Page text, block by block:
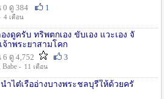
0 ดู 384
1
4 เดือน
งดูครับ ทริพตกเอง ขับเอง แวะเอง จั
จ้าพระยาสามโคก
ดู 4,752
3
, Babe - 11 เดือน
ำไต๋เรืออ่างบางพระชลบุรีให้ด้วยครั